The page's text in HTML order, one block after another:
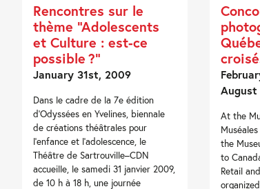
Rencontres sur le
thème “Adolescents
et Culture : est-ce
possible ?”
January 31st, 2009
Dans le cadre de la 7e édition
d’Odyssées en Yvelines, biennale
de créations théâtrales pour
l’enfance et l’adolescence, le
Théâtre de Sartrouville–CDN
accueille, le samedi 31 janvier 2009,
de 10 h à 18 h, une journée
At the
the
to
Retail